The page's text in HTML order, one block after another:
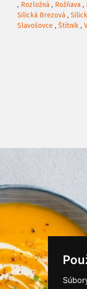
, Rozložná , Rožňava ,
Silická Brezová ,
Slavošovce , Štítnik ,